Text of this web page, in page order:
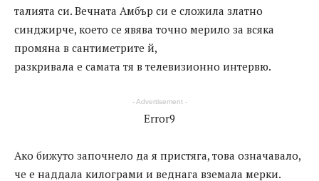
талията си. Вечната Амбър си е сложила златно
синджирче, което се явява точно мерило за всяка
промяна в сантиметрите й,
разкривала е самата тя в телевизионно интервю.
- Advertisement -
Error9
Ако бижуто започнело да я пристяга, това означавало,
че е наддала килограми и веднага вземала мерки.